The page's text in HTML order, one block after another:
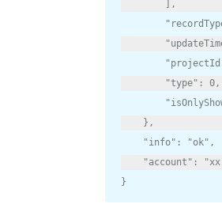
],
"type" : 0 ,
},
"info" : "ok" ,
"account" :
}